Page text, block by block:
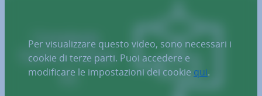
Per visualizzare questo video, sono necessari i
cookie di terze parti. Puoi accedere e
modificare le impostazioni dei cookie qui.